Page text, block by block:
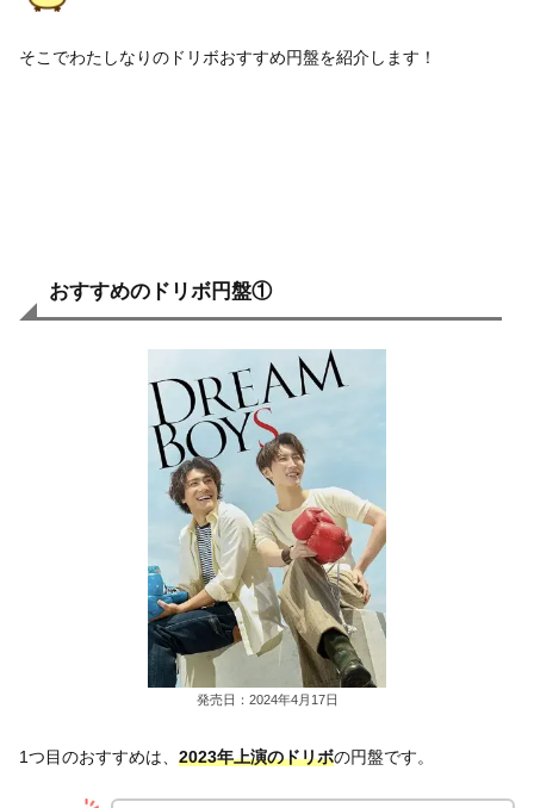
そこでわたしなりのドリボおすすめ円盤を紹介します！
おすすめのドリボ円盤①
発売日：2024年4月17日
1つ目のおすすめは、 2023年上演のドリボの円盤です。